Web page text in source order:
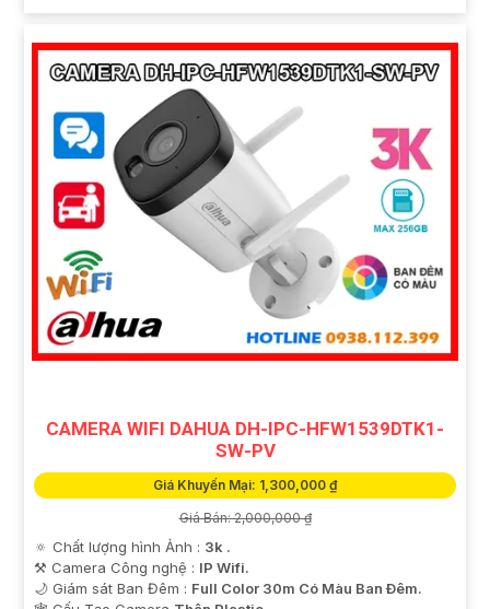
CAMERA WIFI DAHUA DH-IPC-HFW1539DTK1-
SW-PV
Giá Khuyến Mại: 1,300,000 ₫
Giá Bán: 2,000,000 ₫
🔅 Chất lượng hình Ảnh : 3k .
⚒ Camera Công nghệ : IP Wifi.
🌙 Giám sát Ban Đêm : Full Color 30m Có Màu Ban Ðêm.